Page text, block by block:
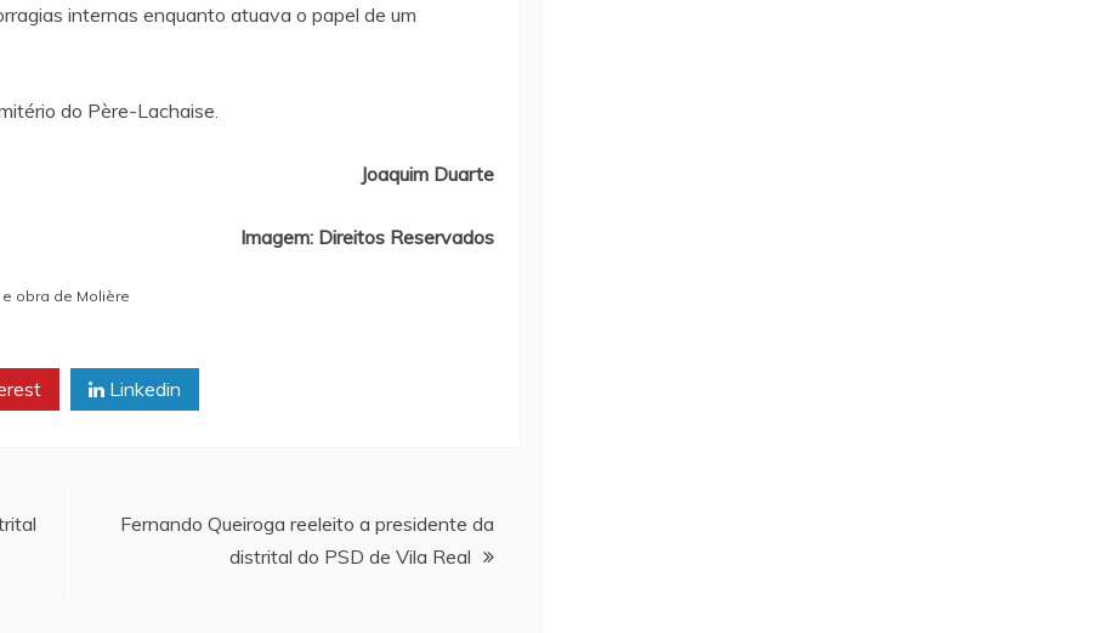
internas enquanto atuava o papel de um
do Père-Lachaise.
Joaquim Duarte
Imagem: Direitos Reservados
obra de Molière
Linkedin
Fernando Queiroga reeleito a presidente da
distrital do PSD de Vila Real